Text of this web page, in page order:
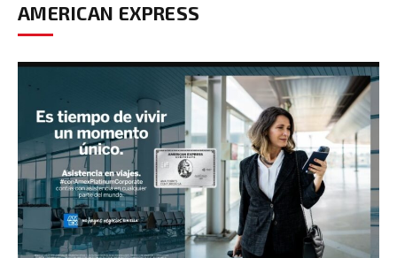
AMERICAN EXPRESS